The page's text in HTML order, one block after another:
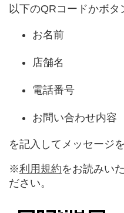
以下のQRコードかボタ
お名前
店舗名
電話番号
お問い合わせ内容
を記入してメッセージ
※利用規約をお読みい
ださい。